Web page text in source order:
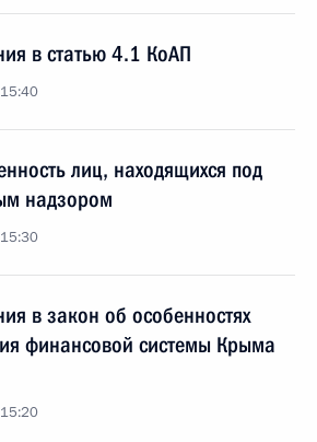
в статью 4.1 КоАП
лиц, находящихся под
надзором
в закон об особенностях
финансовой системы Крыма